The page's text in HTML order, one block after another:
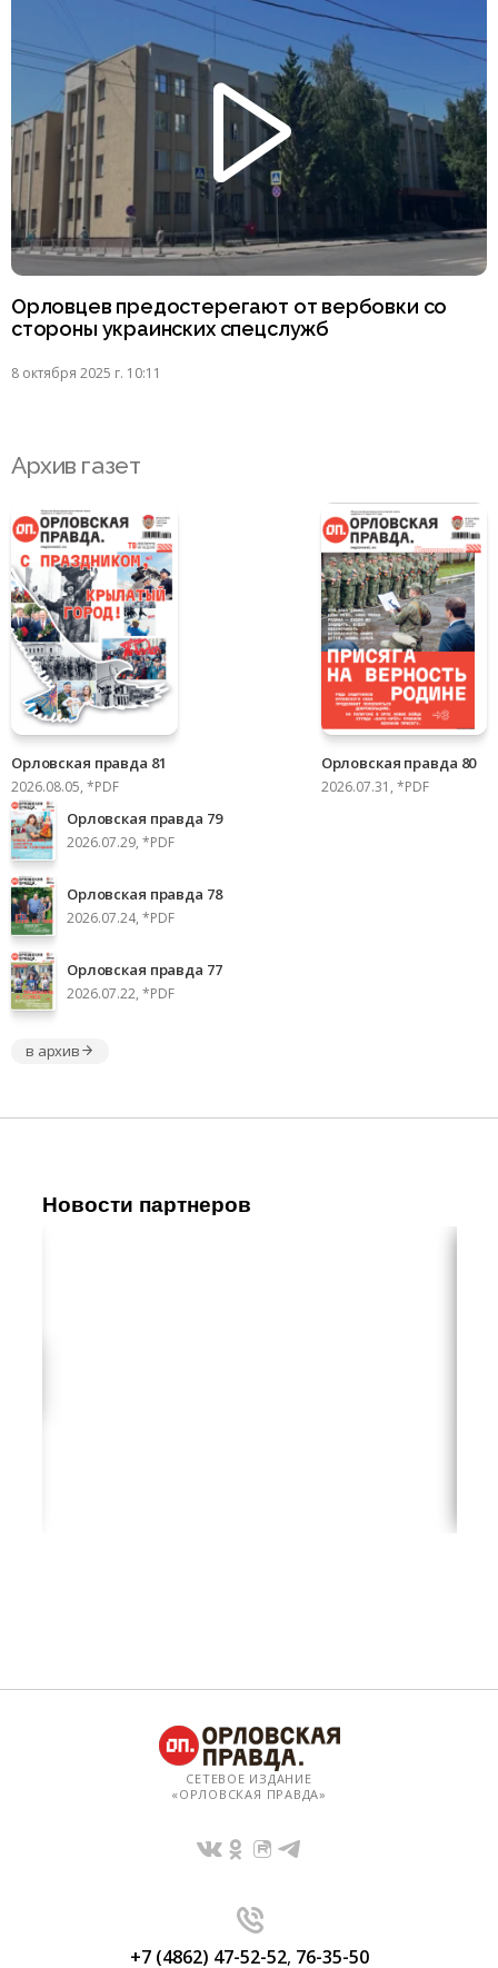
Орловцев предостерегают от вербовки со
стороны украинских спецслужб
8 октября 2025 г. 10:11
Архив газет
Орловская правда 81
2026.08.05, *PDF
Орловская правда 80
2026.07.31, *PDF
Орловская правда 79
2026.07.29, *PDF
Орловская правда 78
2026.07.24, *PDF
Орловская правда 77
2026.07.22, *PDF
в архив
Новости партнеров
СЕТЕВОЕ ИЗДАНИЕ
«ОРЛОВСКАЯ ПРАВДА»
+7 (4862) 47-52-52, 76-35-50